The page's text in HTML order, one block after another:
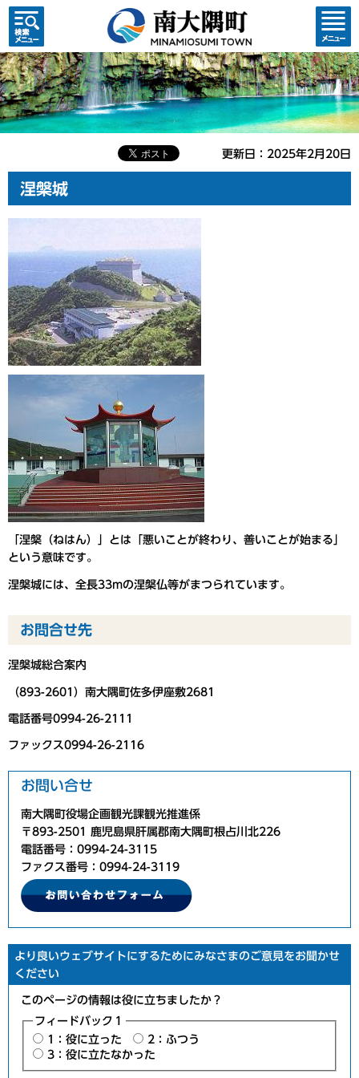
検索・
共通メ
ニュー
コンテ
ンツメ
ニュー
更新日：2025年2月20日
涅槃城
「涅槃（ねはん）」とは「悪いことが終わり、善いことが始まる」
という意味です。
涅槃城には、全長33mの涅槃仏等がまつられています。
お問合せ先
涅槃城総合案内
（893-2601）南大隅町佐多伊座敷2681
電話番号0994-26-2111
ファックス0994-26-2116
お問い合せ
南大隅町役場企画観光課観光推進係
〒893-2501 鹿児島県肝属郡南大隅町根占川北226
電話番号：0994-24-3115
ファクス番号：0994-24-3119
より良いウェブサイトにするためにみなさまのご意見をお聞かせ
ください
このページの情報は役に立ちましたか？
フィードバック１
1：役に立った
2：ふつう
3：役に立たなかった